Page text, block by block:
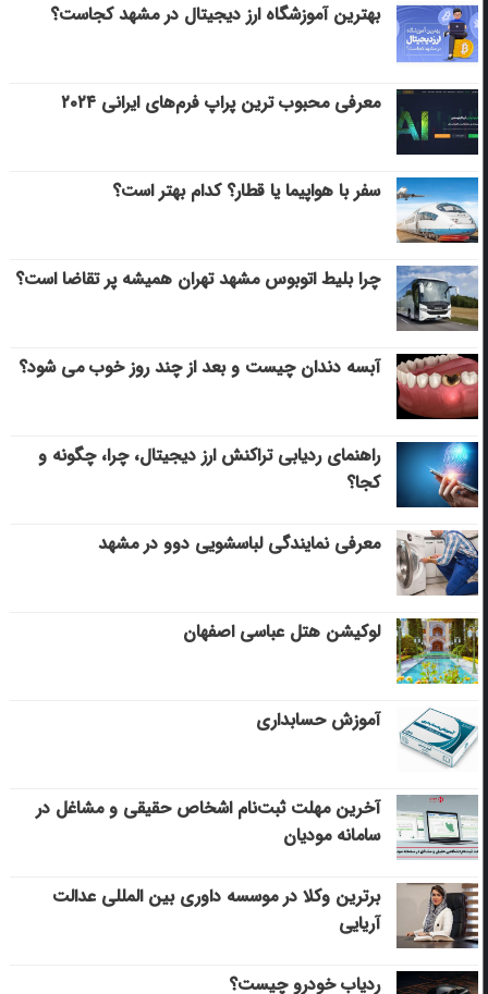
بهترین آموزشگاه ارز دیجیتال در مشهد کجاست؟
معرفی محبوب ترین پراپ فرم‌های ایرانی ۲۰۲۴
سفر با هواپیما یا قطار؟ کدام بهتر است؟
چرا بلیط اتوبوس مشهد تهران همیشه پر تقاضا است؟
آبسه دندان چیست و بعد از چند روز خوب می‌ شود؟
راهنمای ردیابی تراکنش ارز دیجیتال، چرا، چگونه و
کجا؟
معرفی نمایندگی لباسشویی دوو در مشهد
لوکیشن هتل عباسی اصفهان
آموزش حسابداری
آخرین مهلت ثبت‌نام اشخاص حقیقی و مشاغل در
سامانه مودیان
برترین وکلا در موسسه داوری بین المللی عدالت
آریایی
ردیاب خودرو چیست؟